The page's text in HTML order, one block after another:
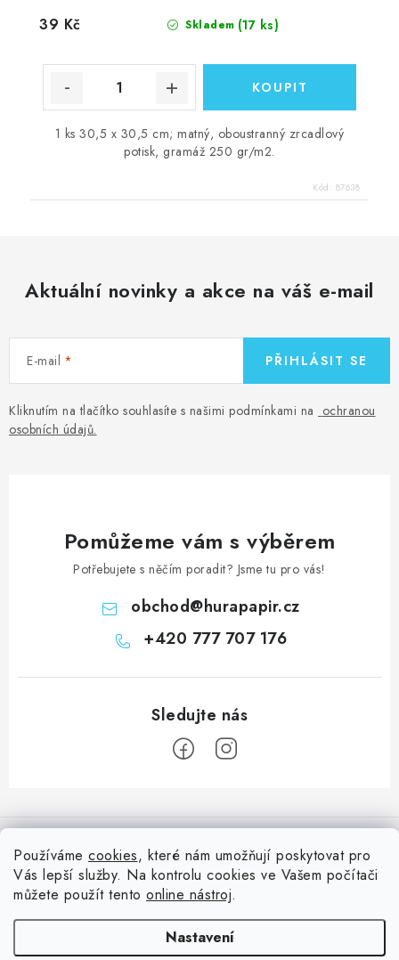
Používáme cookies, které nám umožňují poskytovat pro
Vás lepší služby. Na kontrolu cookies ve Vašem počítači
můžete použít tento online nástroj.
Nastavení
Skladem (17 ks)
39 Kč
1 ks 30,5 x 30,5 cm; matný, oboustranný zrcadlový
potisk, gramáž 250 gr/m2.
Kód: 87638
Aktuální novinky a akce na váš e-mail
E-mail
Kliknutím na tlačítko souhlasíte s našimi podmínkami na ochranou
osobních údajů.
PŘIHLÁSIT SE
Pomůžeme vám s výběrem
Potřebujete s něčím poradit? Jsme tu pro vás!
obchod@hurapapir.cz
+420 777 707 176
á
Doprava
Nepřehlédněte
Blog s nápady a návody
Slovník pojmů, české návody